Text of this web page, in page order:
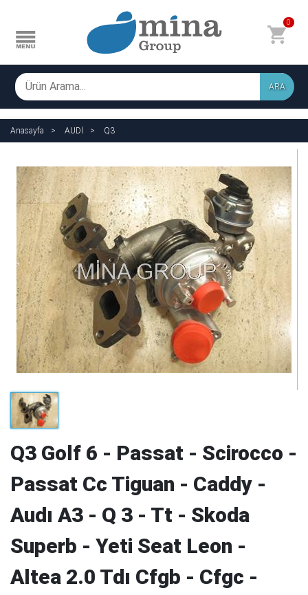
0
ARA
Anasayfa AUDİ Q3
Q3 Golf 6 - Passat - Scirocco -
Passat Cc Tiguan - Caddy -
Audı A3 - Q 3 - Tt - Skoda
Superb - Yeti Seat Leon -
Altea 2.0 Tdı Cfgb - Cfgc -